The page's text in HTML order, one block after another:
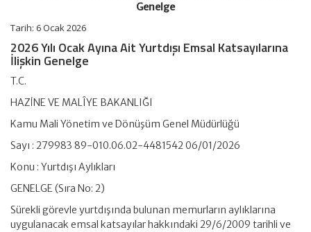
Genelge
Tarih: 6 Ocak 2026
2026 Yılı Ocak Ayına Ait Yurtdışı Emsal Katsayılarına
İlişkin Genelge
T.C.
HAZİNE VE MALÎYE BAKANLIĞI
Kamu Mali Yönetim ve Dönüşüm Genel Müdürlüğü
Sayı : 279983 89-010.06.02-4481542 06/01/2026
Konu : Yurtdışı Aylıkları
GENELGE (Sıra No: 2)
Sürekli görevle yurtdışında bulunan memurların aylıklarına
uygulanacak emsal katsayılar hakkındaki 29/6/2009 tarihli ve